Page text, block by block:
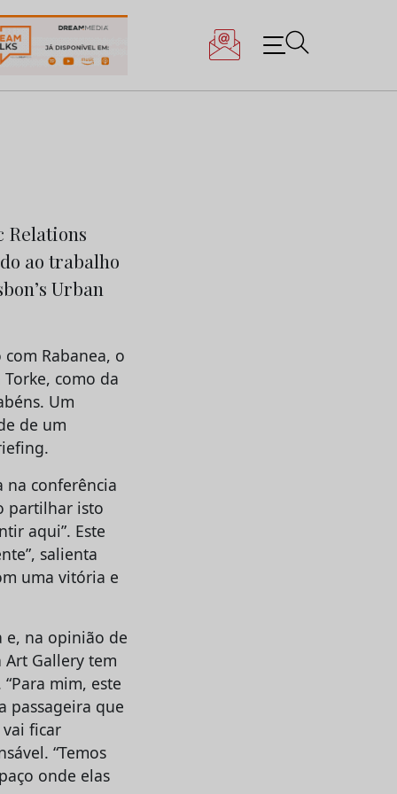
Relations
ao trabalho
Urban
Rabanea, o
como da
Um
de um
na conferência
partilhar isto
aqui”. Este
salienta
uma vitória e
e, na opinião de
Art Gallery tem
mim, este
passageira que
ficar
“Temos
onde elas